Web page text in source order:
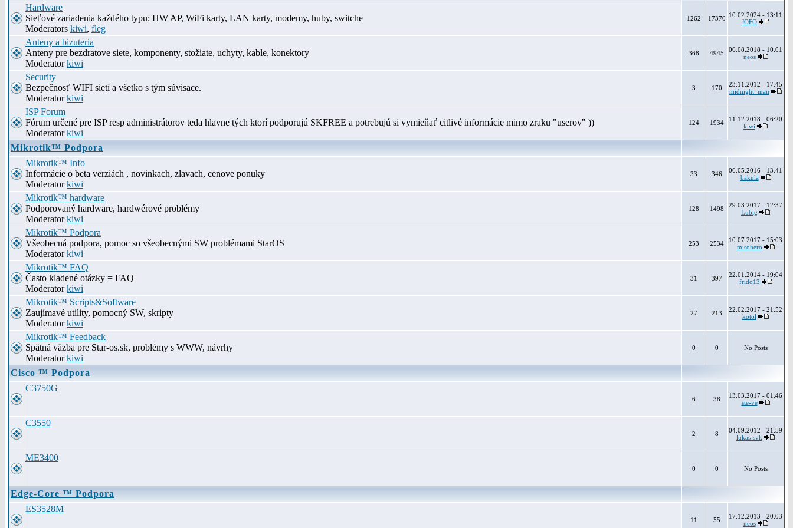
Hardware
Sieťové zariadenia každého typu: HW AP, WiFi karty, LAN karty, modemy, huby, switche
Moderators kiwi, fleg
1262 17370 10.02.2024 - 13:11
JOFO
Anteny a bizuteria
Anteny pre bezdratove siete, komponenty, stožiate, uchyty, kable, konektory
Moderatorkiwi
368 4945
06.08.2018 - 10:01
neos
Security
Bezpečnosť WIFI sietí a všetko s tým súvisace.
Moderatorkiwi
3 170
23.11.2012 - 17:45
midnight_man
ISP Forum
Fórum určené pre ISP resp administrátorov teda hlavne tých ktorí podporujú SKFREE a potrebujú si vymieňať citlivé informácie mimo zraku "userov" ))
Moderatorkiwi
124 1934
11.12.2018 - 06:20
kiwi
Mikrotik™ Podpora
Mikrotik™ Info
Informácie o beta verziách , novinkach, zlavach, cenove ponuky
Moderatorkiwi
33 346
06.05.2016 - 13:41
bakula
Mikrotik™ hardware
Podporovaný hardware, hardwérové problémy
Moderatorkiwi
128 1498
29.03.2017 - 12:37
Lubig
Mikrotik™ Podpora
Všeobecná podpora, pomoc so všeobecnými SW problémami StarOS
Moderatorkiwi
253 2534
10.07.2017 - 15:03
misohero
Mikrotik™ FAQ
Často kladené otázky = FAQ
Moderatorkiwi
31 397
22.01.2014 - 19:04
frido13
Mikrotik™ Scripts&Software
Zaujímavé utility, pomocný SW, skripty
Moderatorkiwi
27 213
22.02.2017 - 21:52
kotol
Mikrotik™ Feedback
Spätná väzba pre Star-os.sk, problémy s WWW, návrhy
Moderatorkiwi
0 0 No Posts
Cisco ™ Podpora
C3750G
6 38
13.03.2017 - 01:46
ste-ve
C3550
2 8
04.09.2012 - 21:59
lukas-svk
ME3400
0 0 No Posts
Edge-Core ™ Podpora
ES3528M
11 55
17.12.2013 - 20:03
neos